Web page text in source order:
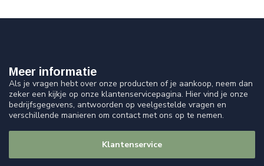
Meer informatie
Als je vragen hebt over onze producten of je aankoop, neem dan
zeker een kijkje op onze klantenservicepagina. Hier vind je onze
bedrijfsgegevens, antwoorden op veelgestelde vragen en
verschillende manieren om contact met ons op te nemen.
Klantenservice